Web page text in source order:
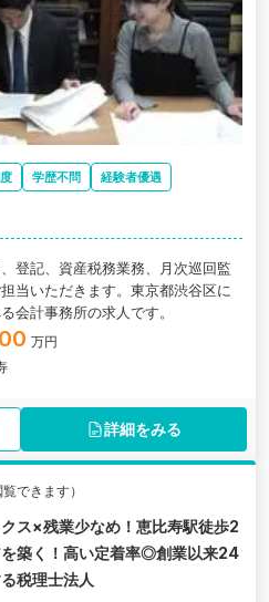
学歴不問
経験者優遇
登記、資産税務業務、月次巡回監
当いただきます。東京都渋谷区に
会計事務所の求人です。
万円
詳細をみる
できます）
ス×残業少なめ！恵比寿駅徒歩2
築く！高い定着率◎創業以来24
税理士法人